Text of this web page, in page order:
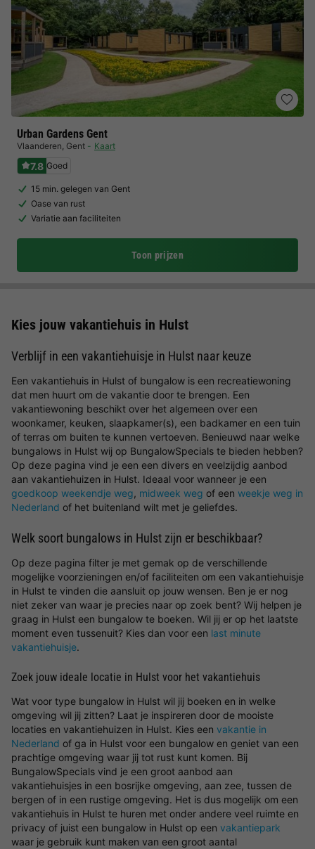
Urban Gardens Gent
Vlaanderen, Gent Kaart
7.8 Goed
15 min. gelegen van Gent
Oase van rust
Variatie aan faciliteiten
Toon prijzen
Kies jouw vakantiehuis in Hulst
Verblijf in een vakantiehuisje in Hulst naar keuze
Een vakantiehuis in Hulst of bungalow is een recreatiewoning
dat men huurt om de vakantie door te brengen. Een
vakantiewoning beschikt over het algemeen over een
woonkamer, keuken, slaapkamer(s), een badkamer en een tuin
of terras om buiten te kunnen vertoeven. Benieuwd naar welke
bungalows in Hulst wij op BungalowSpecials te bieden hebben?
Op deze pagina vind je een een divers en veelzijdig aanbod
aan vakantiehuizen in Hulst. Ideaal voor wanneer je een
goedkoop weekendje weg, midweek weg of een weekje weg in
Nederland of het buitenland wilt met je geliefdes.
Welk soort bungalows in Hulst zijn er beschikbaar?
Op deze pagina filter je met gemak op de verschillende
mogelijke voorzieningen en/of faciliteiten om een vakantiehuisje
in Hulst te vinden die aansluit op jouw wensen. Ben je er nog
niet zeker van waar je precies naar op zoek bent? Wij helpen je
graag in Hulst een bungalow te boeken. Wil jij er op het laatste
moment even tussenuit? Kies dan voor een last minute
vakantiehuisje.
Zoek jouw ideale locatie in Hulst voor het vakantiehuis
Wat voor type bungalow in Hulst wil jij boeken en in welke
omgeving wil jij zitten? Laat je inspireren door de mooiste
locaties en vakantiehuizen in Hulst. Kies een vakantie in
Nederland of ga in Hulst voor een bungalow en geniet van een
prachtige omgeving waar jij tot rust kunt komen. Bij
BungalowSpecials vind je een groot aanbod aan
vakantiehuisjes in een bosrijke omgeving, aan zee, tussen de
bergen of in een rustige omgeving. Het is dus mogelijk om een
vakantiehuis in Hulst te huren met onder andere veel ruimte en
privacy of juist een bungalow in Hulst op een vakantiepark
waar je gebruik kunt maken van een groot aantal